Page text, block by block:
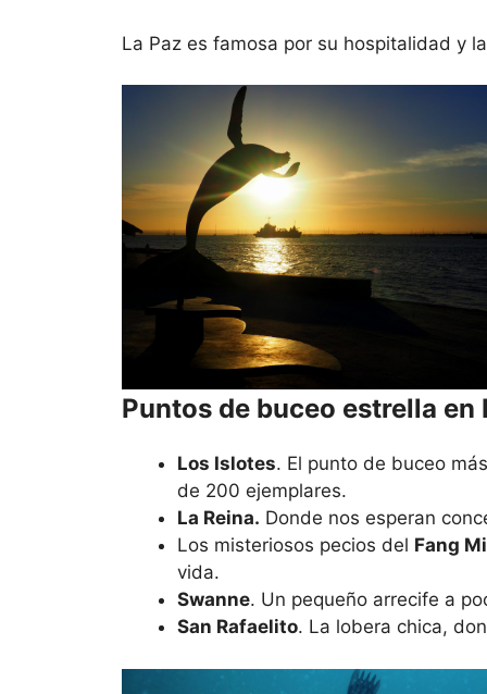
La Paz es famosa por su hospitalidad y
Puntos de buceo estrella en
Los Islotes. El punto de buceo
de 200 ejemplares.
La Reina. Donde nos esperan
Los misteriosos pecios del Fang
vida.
Swanne. Un pequeño arrecife a
San Rafaelito. La lobera chica,